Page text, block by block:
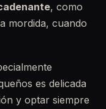
, como
mordida, cuando
es delicada
y optar siempre